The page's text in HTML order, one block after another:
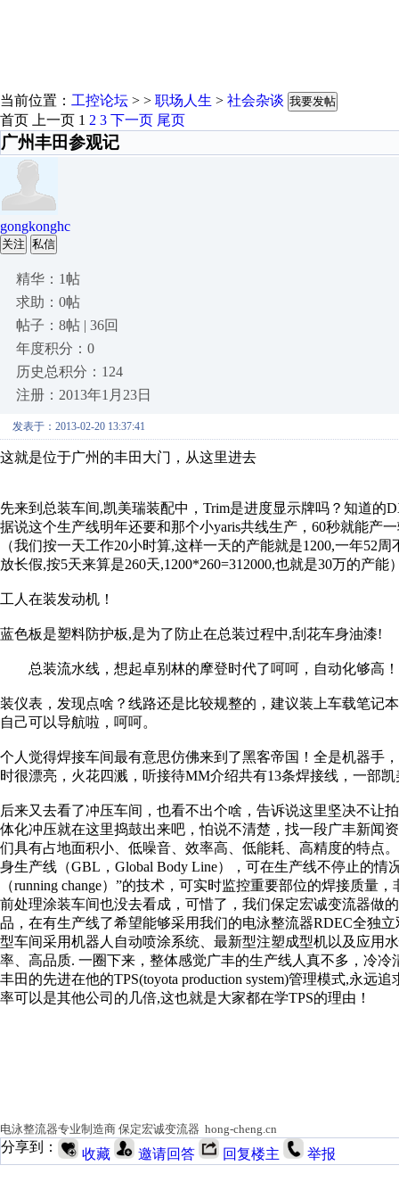
当前位置： 工控论坛 > > 职场人生 > 社会杂谈 我要发帖
首页 上一页 1 2 3 下一页 尾页
广州丰田参观记
gongkonghc
关注 私信
精华：1帖
求助：0帖
帖子：8帖 | 36回
年度积分：0
历史总积分：124
注册：2013年1月23日
发表于：2013-02-20 13:37:41
这就是位于广州的丰田大门，从这里进去
先来到总装车间,凯美瑞装配中，Trim是进度显示牌吗？知道的
据说这个生产线明年还要和那个小yaris共线生产，60秒就能产
（我们按一天工作20小时算,这样一天的产能就是1200,一年52周
放长假,按5天来算是260天,1200*260=312000,也就是30万的产能
工人在装发动机！
蓝色板是塑料防护板,是为了防止在总装过程中,刮花车身油漆!
总装流水线，想起卓别林的摩登时代了呵呵，自动化够高！
装仪表，发现点啥？线路还是比较规整的，建议装上车载笔记
自己可以导航啦，呵呵。
个人觉得焊接车间最有意思仿佛来到了黑客帝国！全是机器手
时很漂亮，火花四溅，听接待MM介绍共有13条焊接线，一部
后来又去看了冲压车间，也看不出个啥，告诉说这里坚决不让
体化冲压就在这里捣鼓出来吧，怕说不清楚，找一段广丰新闻
们具有占地面积小、低噪音、效率高、低能耗、高精度的特点
身生产线（GBL，Global Body Line），可在生产线不停止的
（running change）”的技术，可实时监控重要部位的焊接质量
前处理涂装车间也没去看成，可惜了，我们保定宏诚变流器做
品，在有生产线了希望能够采用我们的电泳整流器RDEC全独
型车间采用机器人自动喷涂系统、最新型注塑成型机以及应用
率、高品质. 一圈下来，整体感觉广丰的生产线人真不多，冷
丰田的先进在他的TPS(toyota production system)管理模式,永远
率可以是其他公司的几倍,这也就是大家都在学TPS的理由！
电泳整流器专业制造商 保定宏诚变流器 hong-cheng.cn
分享到： 收藏 邀请回答 回复楼主 举报